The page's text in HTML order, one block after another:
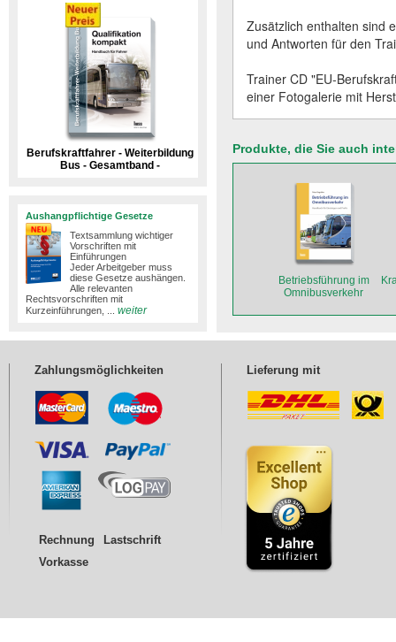
Berufskraftfahrer - Weiterbildung
Bus - Gesamtband -
Aushangpflichtige Gesetze
Textsammlung wichtiger
Vorschriften mit
Einführungen
Jeder Arbeitgeber muss
diese Gesetze aushängen.​
Alle relevanten
Rechtsvorschriften mit
Kurzeinführungen, ...
weiter
Zusätzlich enthalten sind
und Antworten für den
Trainer CD "EU-
einer Fotogalerie mit
Produkte, die Sie auch
Betriebsführung im
Omnibusverkehr
Zahlungsmöglichkeiten
Rechnung
Lastschrift
Vorkasse
Lieferung mit